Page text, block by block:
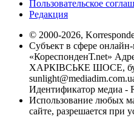
Пользовательское
Редакция
© 2000-2026,
Субъект в сфере
«КореспонденТ.net»
ХАРКІВСЬКЕ ШОСЕ,
Идентификатор медиа -
Использование любых
сайте, разрешается при